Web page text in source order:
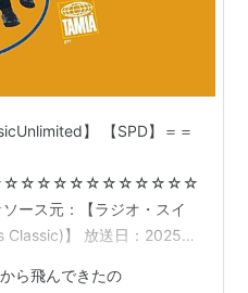
】 【SPD】＝＝
：【ラジオ・スイ
Classic)】 放送日：2025年
Alhambra)」 アルバム：
ら飛んできたの